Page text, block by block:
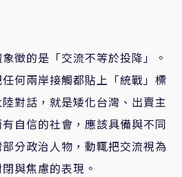
徵的是「交流不等於投降」。
何兩岸接觸都貼上「統戰」標
對話，就是矮化台灣、出賣主
自信的社會，應該具備與不同
分政治人物，動輒把交流視為
與焦慮的表現。